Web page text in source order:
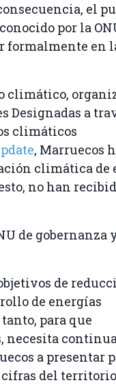
el
por la
formalmente en
climático,
Designadas a
climáticos
, Marruecos
climática de
no han
de gobernanza
de
de energías
para que
necesita
a presentar
del